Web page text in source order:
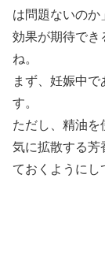
は問題ないのか
効果が期待でき
ね。
まず、妊娠中
す。
ただし、精油を
気に拡散する芳
ておくようにし